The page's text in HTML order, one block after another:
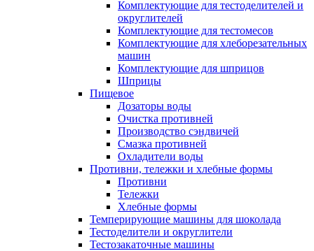
Комплектующие для тестоделителей и
округлителей
Комплектующие для тестомесов
Комплектующие для хлеборезательных
машин
Комплектующие для шприцов
Шприцы
Пищевое
Дозаторы воды
Очистка противней
Производство сэндвичей
Смазка противней
Охладители воды
Противни, тележки и хлебные формы
Противни
Тележки
Хлебные формы
Темперирующие машины для шоколада
Тестоделители и округлители
Тестозакаточные машины